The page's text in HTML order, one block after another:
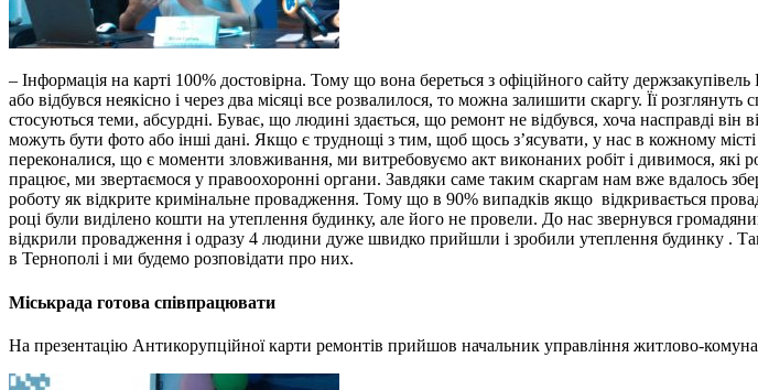
– Інформація на карті 100% достовірна. Тому що вона береться з офіційного сайту
або відбувся неякісно і через два місяці все розвалилося, то можна залишити скаргу. Її
стосуються теми, абсурдні. Буває, що людині здається, що ремонт не відбувся, хоча насправді
можуть бути фото або інші дані. Якщо є труднощі з тим, щоб щось з’ясувати, у нас в кожному
переконалися, що є моменти зловживання, ми витребовуємо акт виконаних робіт і дивимося,
працює, ми звертаємося у правоохоронні органи. Завдяки саме таким скаргам нам вже вдалось
роботу як відкрите кримінальне провадження. Тому що в 90% випадків якщо відкривається
році були виділено кошти на утеплення будинку, але його не провели. До нас звернувся
відкрили провадження і одразу 4 людини дуже швидко прийшли і зробили утеплення будинку .
в Тернополі і ми будемо розповідати про них.
Міськрада готова співпрацювати
На презентацію Антикорупційної карти ремонтів прийшов начальник управління житлово-